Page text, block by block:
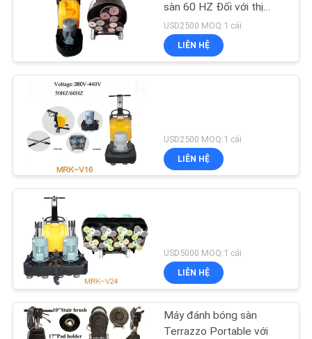
LƯỢNG
LIÊN
HỆ
CHÚNG
TÔI
TIN
TỨC
ĐỒ
TRANG
WEB
sàn 60 HZ Đối với thị
trường Mỹ
USD2500 MOQ:1 cái
LIÊN HỆ
USD2500 MOQ:1 cái
LIÊN HỆ
USD5000 MOQ:1 cái
LIÊN HỆ
Máy đánh bóng sàn
Terrazzo Portable với